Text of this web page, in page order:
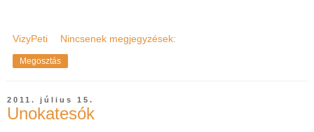
VizyPeti Nincsenek megjegyzések:
Megosztás
2011. július 15.
Unokatesók